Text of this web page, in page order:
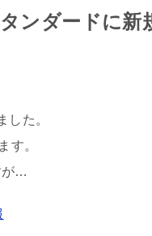
ンダードに新
した。
す。
が…